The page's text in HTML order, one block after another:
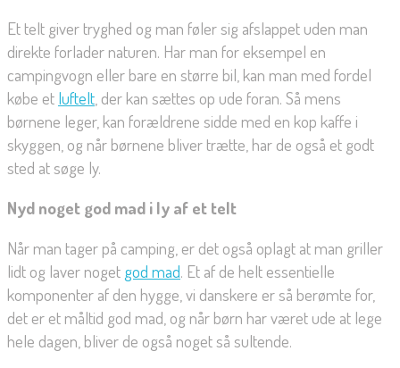
Et telt giver tryghed og man føler sig afslappet uden man
direkte forlader naturen. Har man for eksempel en
campingvogn eller bare en større bil, kan man med fordel
købe et luftelt , der kan sættes op ude foran. Så mens
børnene leger, kan forældrene sidde med en kop kaffe i
skyggen, og når børnene bliver trætte, har de også et godt
sted at søge ly.
Nyd noget god mad i ly af et telt
Når man tager på camping, er det også oplagt at man griller
lidt og laver noget god mad. Et af de helt essentielle
komponenter af den hygge, vi danskere er så berømte for,
det er et måltid god mad, og når børn har været ude at lege
hele dagen, bliver de også noget så sultende.